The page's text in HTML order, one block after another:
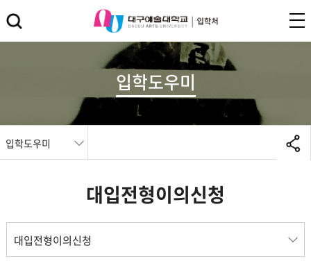
입학도우미
입학도우미
대입전형이의신청
대입전형이의신청